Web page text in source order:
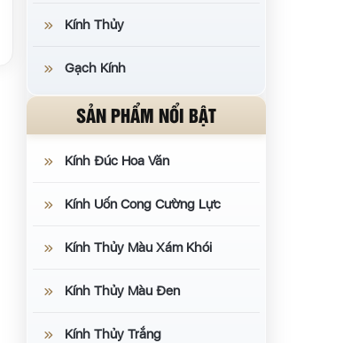
Kính Thủy
Gạch Kính
SẢN PHẨM NỔI BẬT
Kính Đúc Hoa Văn
Kính Uốn Cong Cường Lực
Kính Thủy Màu Xám Khói
Kính Thủy Màu Đen
Kính Thủy Trắng